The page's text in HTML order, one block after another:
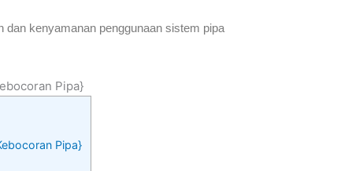
kenyamanan penggunaan sistem pipa
Pipa}
Pipa}